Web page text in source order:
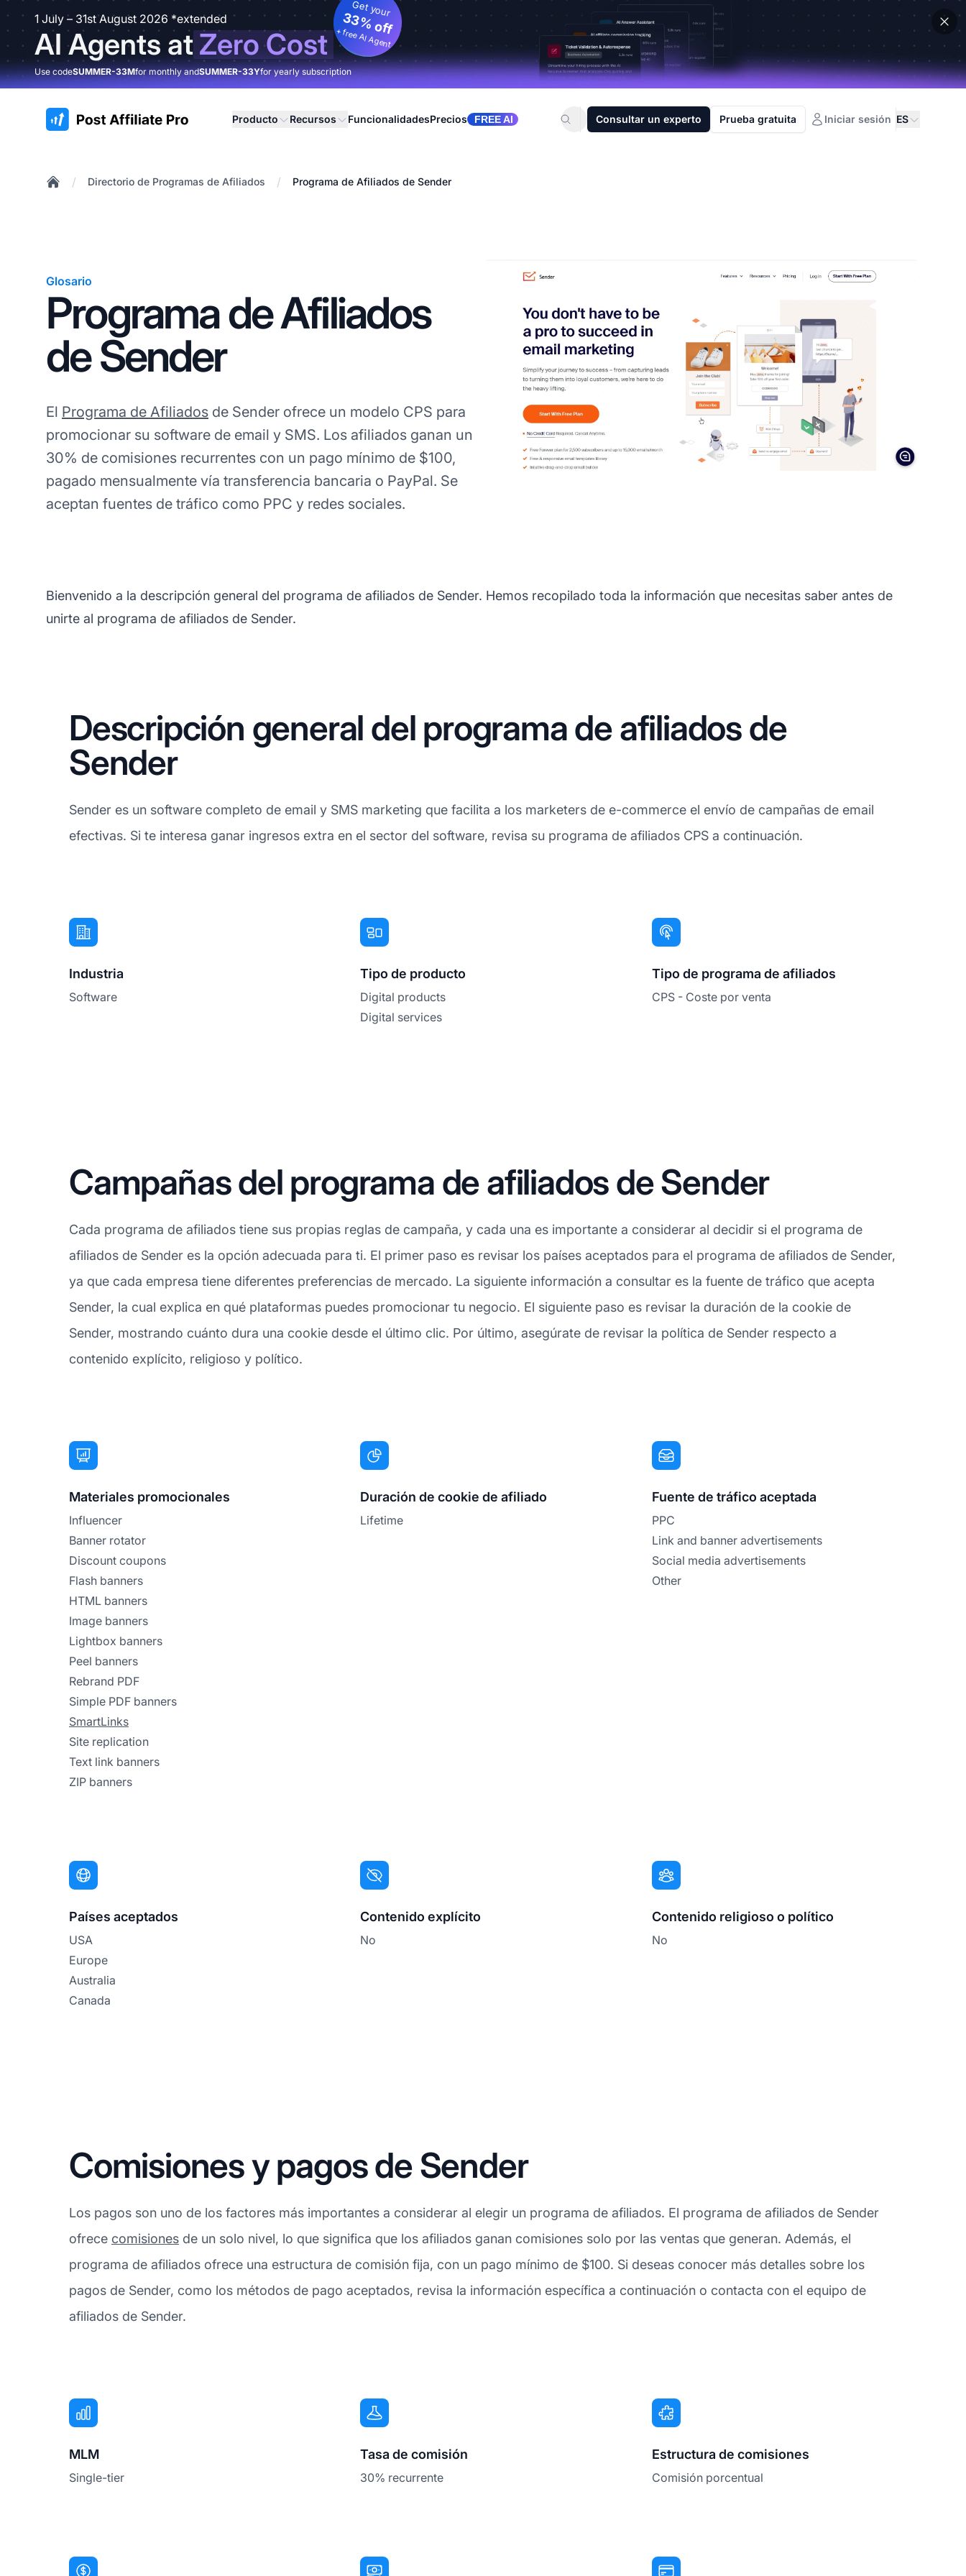
1 July – 31st August 2026 *extended
AI Agents atZero Cost
Get your
33% off
+ free AI Agent
Use codeSUMMER-33Mfor monthly andSUMMER-33Yfor yearly subscription
:site.title Producto Recursos FuncionalidadesPrecios FREE AI Consultar un experto Prueba gratuita Iniciar sesión ES
/ Directorio de Programas de Afiliados / Programa de Afiliados de Sender
Glosario
Programa de Afiliados
de Sender
El Programa de Afiliados de Sender ofrece un modelo CPS para
promocionar su software de email y SMS. Los afiliados ganan un
30% de comisiones recurrentes con un pago mínimo de $100,
pagado mensualmente vía transferencia bancaria o PayPal. Se
aceptan fuentes de tráfico como PPC y redes sociales.
Bienvenido a la descripción general del programa de afiliados de Sender. Hemos recopilado toda la información que necesitas saber antes de
unirte al programa de afiliados de Sender.
Descripción general del programa de afiliados de
Sender
Sender es un software completo de email y SMS marketing que facilita a los marketers de e-commerce el envío de campañas de email
efectivas. Si te interesa ganar ingresos extra en el sector del software, revisa su programa de afiliados CPS a continuación.
Industria
Software
Tipo de producto
Digital products
Digital services
Tipo de programa de afiliados
CPS - Coste por venta
Campañas del programa de afiliados de Sender
Cada programa de afiliados tiene sus propias reglas de campaña, y cada una es importante a considerar al decidir si el programa de
afiliados de Sender es la opción adecuada para ti. El primer paso es revisar los países aceptados para el programa de afiliados de Sender,
ya que cada empresa tiene diferentes preferencias de mercado. La siguiente información a consultar es la fuente de tráfico que acepta
Sender, la cual explica en qué plataformas puedes promocionar tu negocio. El siguiente paso es revisar la duración de la cookie de
Sender, mostrando cuánto dura una cookie desde el último clic. Por último, asegúrate de revisar la política de Sender respecto a
contenido explícito, religioso y político.
Materiales promocionales
Influencer
Banner rotator
Discount coupons
Flash banners
HTML banners
Image banners
Lightbox banners
Peel banners
Rebrand PDF
Simple PDF banners
SmartLinks
Site replication
Text link banners
ZIP banners
Duración de cookie de afiliado
Lifetime
Fuente de tráfico aceptada
PPC
Link and banner advertisements
Social media advertisements
Other
Países aceptados
USA
Europe
Australia
Canada
Contenido explícito
No
Contenido religioso o político
No
Comisiones y pagos de Sender
Los pagos son uno de los factores más importantes a considerar al elegir un programa de afiliados. El programa de afiliados de Sender
ofrece comisiones de un solo nivel, lo que significa que los afiliados ganan comisiones solo por las ventas que generan. Además, el
programa de afiliados ofrece una estructura de comisión fija, con un pago mínimo de $100. Si deseas conocer más detalles sobre los
pagos de Sender, como los métodos de pago aceptados, revisa la información específica a continuación o contacta con el equipo de
afiliados de Sender.
MLM
Single-tier
Tasa de comisión
30% recurrente
Estructura de comisiones
Comisión porcentual